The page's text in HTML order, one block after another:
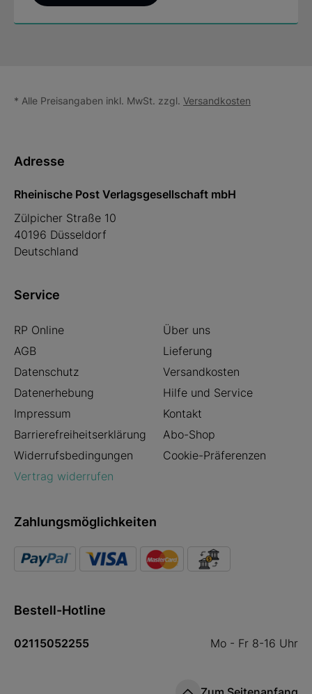
* Alle Preisangaben inkl. MwSt. zzgl. Versandkosten
Adresse
Rheinische Post Verlagsgesellschaft mbH
Zülpicher Straße 10
40196 Düsseldorf
Deutschland
Service
RP Online
Über uns
AGB
Lieferung
Datenschutz
Versandkosten
Datenerhebung
Hilfe und Service
Impressum
Kontakt
Barrierefreiheitserklärung
Abo-Shop
Widerrufsbedingungen
Cookie-Präferenzen
Vertrag widerrufen
Zahlungsmöglichkeiten
Bestell-Hotline
02115052255 Mo - Fr 8-16 Uhr